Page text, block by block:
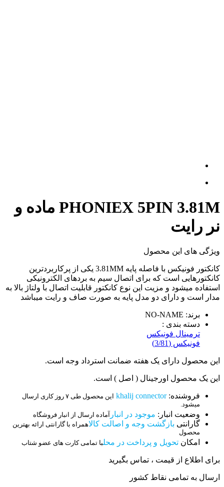
PHONIEX 5PIN 3.81M ماده و
نر رایت
ویژگی های این محصول
کانکتور فونیکس با فاصله پایه 3.81MM یکی از پرکاربردترین
کانکتورهایی است که برای اتصال سیم به بردهای الکترونیکی
استفاده میشود و مزیت این نوع کانکتور قابلیت اتصال با ولتاژ بالا به
مدار است و دارای دو مدل پایه به صورت صاف و رایت میباشد
برند: NO-NAME
دسته بندی :
ترمینال فونیکس
فونیکس (3/81)
این محصول دارای یک هفته ضمانت استرداد وجه است.
این یک محصول اورجینال ( اصل ) است.
فروشنده:khalij connector این محصول طی ۷ روز کاری ارسال
میشود.
وضعیت انبار: موجود در انبار آماده ارسال از انبار فروشگاه
گارانتی بازگشت وجه و اصالت کالاهمراه با گارانتی ارائه بهترین
محصول
امکان تحویل و پرداخت در محلبا تمامی کارت های عضو شتاب
برای اطلاع از قیمت ، تماس بگیرید
ارسال به تمامی نقاط کشور